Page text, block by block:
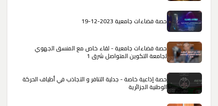
حصة فضاءات جامعية 2023-12-19
حصة فضاءات جامعية - لقاء خاص مع المنسق الجهوي
لجامعة التكوين المتواصل شرق 1
حصة إذاعية خاصة - جدلية التنافر و التجاذب في أطياف الحركة
الوطنية الجزائرية